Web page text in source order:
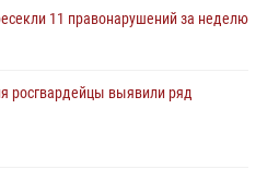
11 правонарушений за неделю
росгвардейцы выявили ряд